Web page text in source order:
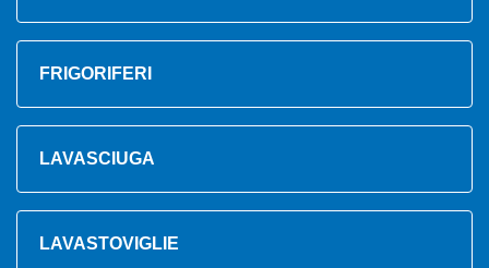
FRIGORIFERI
LAVASCIUGA
LAVASTOVIGLIE